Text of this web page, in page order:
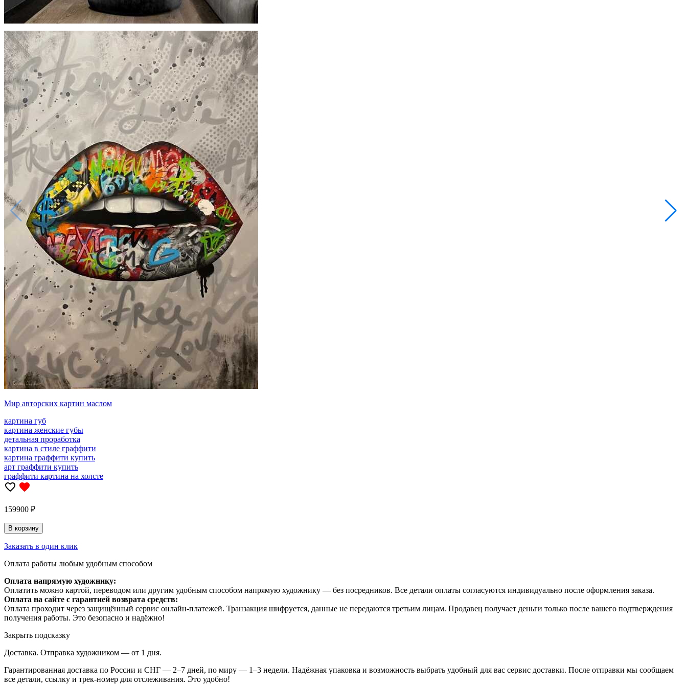
Мир авторских картин маслом
картина губ
картина женские губы
детальная проработка
картина в стиле граффити
картина граффити купить
арт граффити купить
граффити картина на холсте
159900 ₽
В корзину
Заказать в один клик
Оплата работы любым удобным способом
Оплата напрямую художнику:
Оплатить можно картой, переводом или другим удобным способом напрямую художнику — без посредников. Все детали оплаты согласуются индивидуально после оформления заказа.
Оплата на сайте с гарантией возврата средств:
Оплата проходит через защищённый сервис онлайн-платежей. Транзакция шифруется, данные не передаются третьим лицам. Продавец получает деньги только после вашего подтверждения
получения работы. Это безопасно и надёжно!
Закрыть подсказку
Доставка. Отправка художником — от 1 дня.
Гарантированная доставка по России и СНГ — 2–7 дней, по миру — 1–3 недели. Надёжная упаковка и возможность выбрать удобный для вас сервис доставки. После отправки мы сообщаем
все детали, ссылку и трек-номер для отслеживания. Это удобно!